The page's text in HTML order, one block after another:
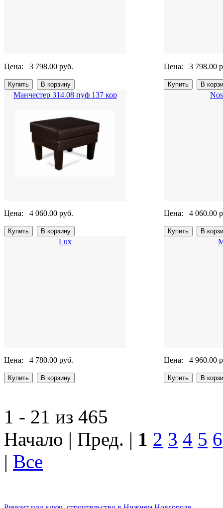
Цена: 3 798.00 руб. Цена: 3 798.00
Манчестер 314.08 пуф 137 кор
Цена: 4 060.00 руб. Цена: 4 060.00
Lux
Цена: 4 780.00 руб. Цена: 4 960.00
1 - 21 из 465
Начало | Пред. | 1 2 3 4 5 6
| Все